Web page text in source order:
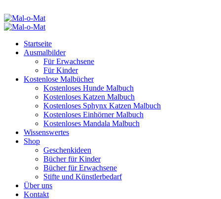
Startseite
Ausmalbilder
Für Erwachsene
Für Kinder
Kostenlose Malbücher
Kostenloses Hunde Malbuch
Kostenloses Katzen Malbuch
Kostenloses Sphynx Katzen Malbuch
Kostenloses Einhörner Malbuch
Kostenloses Mandala Malbuch
Wissenswertes
Shop
Geschenkideen
Bücher für Kinder
Bücher für Erwachsene
Stifte und Künstlerbedarf
Über uns
Kontakt